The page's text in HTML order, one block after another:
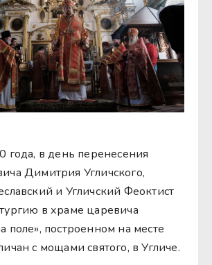
года, в день перенесения
Димитрия Угличского,
и Угличский Феоктист
в храме царевича
поле», построенном на месте
с мощами святого, в Угличе.